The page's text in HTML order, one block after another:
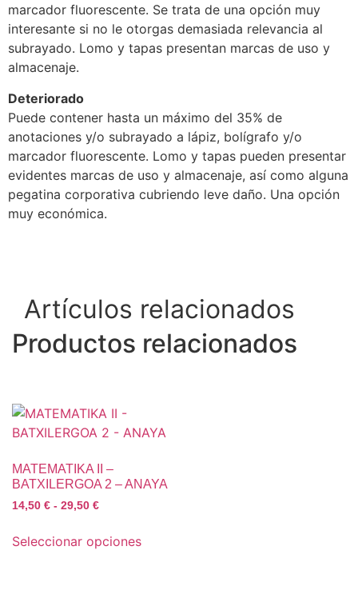
marcador fluorescente. Se trata de una opción muy
interesante si no le otorgas demasiada relevancia al
subrayado. Lomo y tapas presentan marcas de uso y
almacenaje.
Deteriorado
Puede contener hasta un máximo del 35% de
anotaciones y/o subrayado a lápiz, bolígrafo y/o
marcador fluorescente. Lomo y tapas pueden presentar
evidentes marcas de uso y almacenaje, así como alguna
pegatina corporativa cubriendo leve daño. Una opción
muy económica.
Artículos relacionados
Productos relacionados
MATEMATIKA II –
BATXILERGOA 2 – ANAYA
14,50 € - 29,50 €
Seleccionar opciones